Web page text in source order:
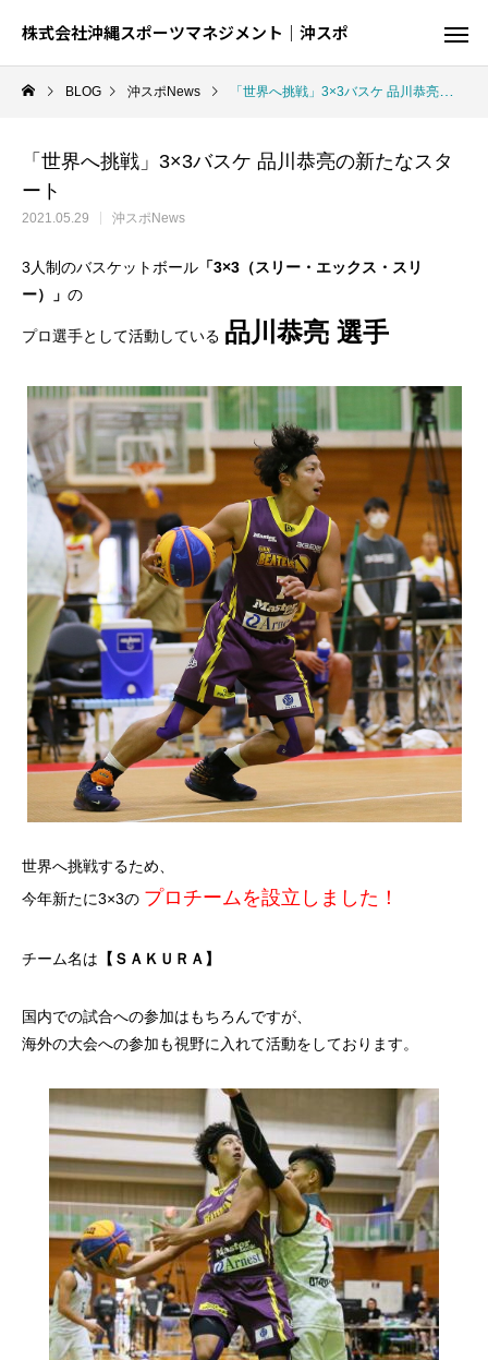
株式会社沖縄スポーツマネジメント｜沖スポ
陸
結果が出るとは限らない、でも才能が全て
ではない！
球
球を操る技を磨く、制約の中での駆
を楽しむ
BLOG 沖スポNews 「世界へ挑戦」3×3バスケ 品川恭亮の新たなスタート
「世界へ挑戦」3×3バスケ 品川恭亮の新たなスタ
ート
2021.05.29 沖スポNews
3人制のバスケットボール 「3×3（スリー・エックス・スリ
ー）」 の
プロ選手として活動している 品川恭亮 選手
世界へ挑戦するため、
今年新たに3×3の プロチームを設立しました！
チーム名は 【ＳＡＫＵＲＡ】
国内での試合への参加はもちろんですが、
海外の大会への参加も視野に入れて活動をしております。